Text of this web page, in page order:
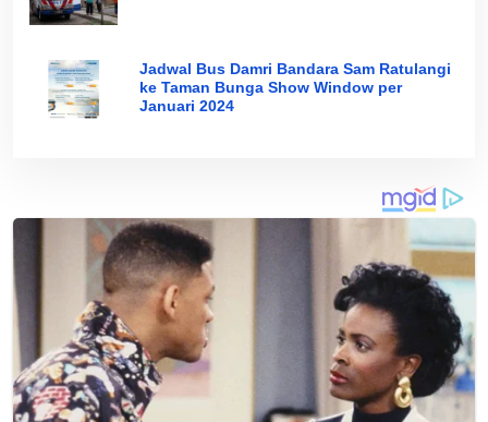
Jadwal Bus Damri Bandara Sam Ratulangi
ke Taman Bunga Show Window per
Januari 2024